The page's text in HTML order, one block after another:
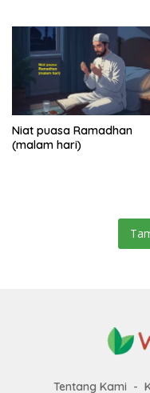
Niat puasa Ramadhan
(malam hari)
Tentang Kami